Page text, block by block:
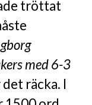
tröttat
med 6-3
räcka. I